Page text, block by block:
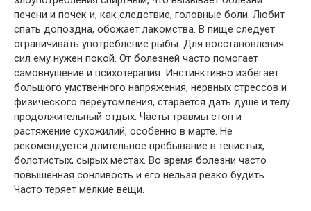
печени и почек и, как следствие, головные боли. Любит
спать допоздна, обожает лакомства. В пище следует
ограничивать употребление рыбы. Для восстановления
сил ему нужен покой. От болезней часто помогает
самовнушение и психотерапия. Инстинктивно избегает
большого умственного напряжения, нервных стрессов и
физического переутомления, старается дать душе и телу
продолжительный отдых. Часты травмы стоп и
растяжение сухожилий, особенно в марте. Не
рекомендуется длительное пребывание в тенистых,
болотистых, сырых местах. Во время болезни часто
повышенная сонливость и его нельзя резко будить.
Часто теряет мелкие вещи.